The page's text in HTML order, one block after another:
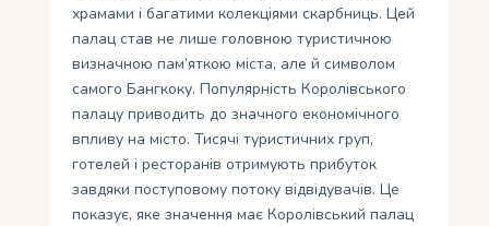
храмами і багатими колекціями скарбниць. Цей
палац став не лише головною туристичною
визначною пам’яткою міста, але й символом
самого Бангкоку. Популярність Королівського
палацу приводить до значного економічного
впливу на місто. Тисячі туристичних груп,
готелей і ресторанів отримують прибуток
завдяки поступовому потоку відвідувачів. Це
показує, яке значення має Королівський палац